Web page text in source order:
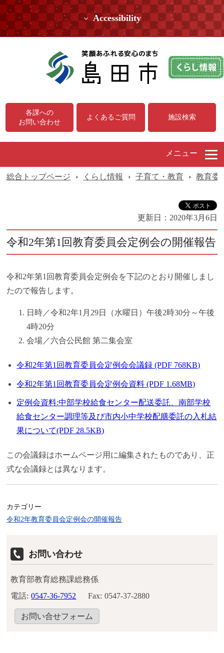
Accessibility
各課への
お問い合わせ
よくあるご質問 施設検索
メニュー
総合トップページ › くらし情報 › 子育て・教育 › 教育委
更新日： 2020年3月6日
令和2年第1回教育委員会定例会の開催報告
令和2年第1回教育委員会定例会を下記のとおり開催しまし
たので報告します。
日時／令和2年1月29日（水曜日）午後2時30分～午後
4時20分
会場／六合公民館 第二集会室
令和2年第1回教育委員会定例会会議録 (PDF 768KB)
令和2年第1回教育委員会定例会資料 (PDF 1.68MB)
定例会資料:中部学校給食センター配送委託、南部学校
給食センター調理等及び市内小中学校配膳委託の入札結
果について(PDF 28.5KB)
この会議録はホームページ用に編集されたものであり、正
式な会議録とは異なります。
カテゴリー
令和2年教育委員会定例会の開催報告
お問い合わせ
教育部教育総務課総務係
電話: 0547-36-7952 Fax: 0547-37-2880
お問い合せフォーム